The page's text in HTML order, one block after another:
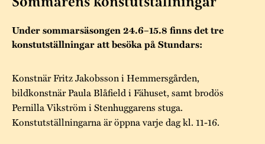
Trygghet
Hållbar utveckling
Kontakta oss
Kalas på Stundars
Stundars teater
Byggnadsvård
Hantverk
Projekt
Stundarsvänner
Årsberättelser
Årets Gunnar
Under sommarsäsongen 24.6–15.8 finns det tre
konstutställningar att besöka på Stundars:
Konstnär Fritz Jakobsson i Hemmersgården,
bildkonstnär Paula Blåfield i Fähuset, samt brodös
Pernilla Vikström i Stenhuggarens stuga.
Konstutställningarna är öppna varje dag kl. 11-16.